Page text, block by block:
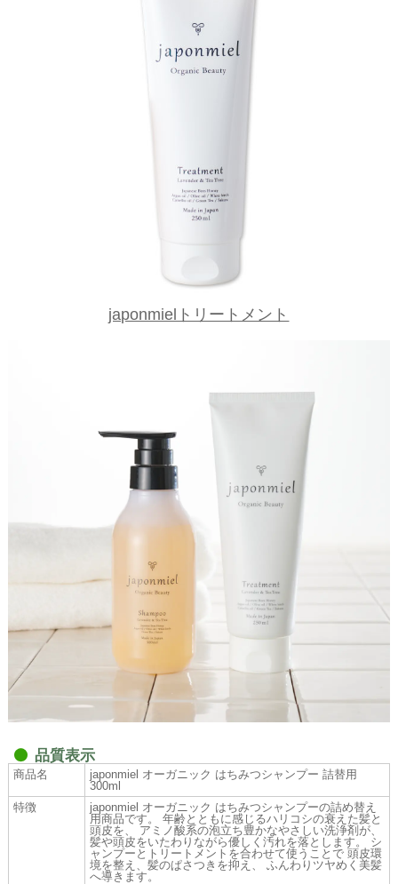
japonmielトリートメント
品質表示
商品名
japonmiel オーガニック はちみつシャンプー 詰替用
300ml
特徴
japonmiel オーガニック はちみつシャンプーの詰め替え
用商品です。 年齢とともに感じるハリコシの衰えた髪と
頭皮を、 アミノ酸系の泡立ち豊かなやさしい洗浄剤が、
髪や頭皮をいたわりながら優しく汚れを落とします。 シ
ャンプーとトリートメントを合わせて使うことで 頭皮環
境を整え、髪のぱさつきを抑え、 ふんわりツヤめく美髪
へ導きます。